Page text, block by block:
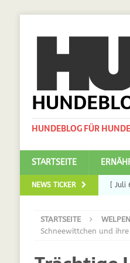
HUNDEBLOG FÜR
STARTSEITE
NEWS TICKER [ Juli
STARTSEITE WELPEN
Schneewittchen und